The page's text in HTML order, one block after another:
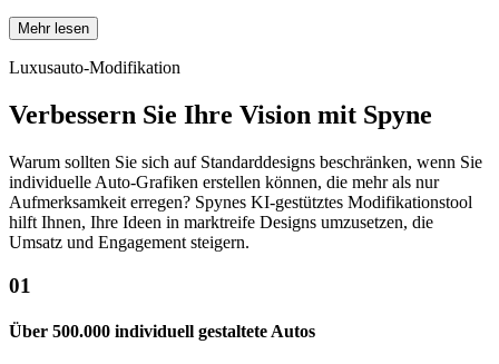
Mehr lesen
Luxusauto-Modifikation
Verbessern Sie Ihre Vision mit Spyne
Warum sollten Sie sich auf Standarddesigns beschränken, wenn Sie
individuelle Auto-Grafiken erstellen können, die mehr als nur
Aufmerksamkeit erregen? Spynes KI-gestütztes Modifikationstool
hilft Ihnen, Ihre Ideen in marktreife Designs umzusetzen, die
Umsatz und Engagement steigern.
01
Über 500.000 individuell gestaltete Autos